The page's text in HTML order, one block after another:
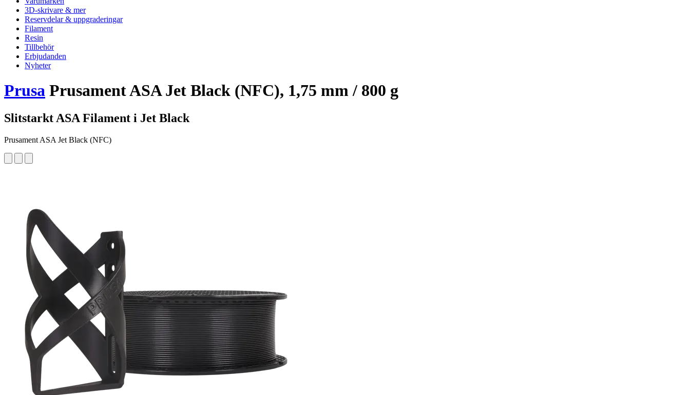
3D-skrivare & mer
Reservdelar & uppgraderingar
Filament
Resin
Tillbehör
Erbjudanden
Nyheter
Prusa Prusament ASA Jet Black (NFC), 1,75 mm / 800 g
Slitstarkt ASA Filament i Jet Black
Prusament ASA Jet Black (NFC)